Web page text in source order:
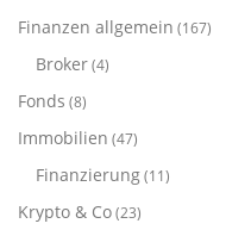
Finanzen allgemein (167)
Broker(4)
Fonds (8)
Immobilien (47)
Finanzierung(11)
Krypto & Co(23)